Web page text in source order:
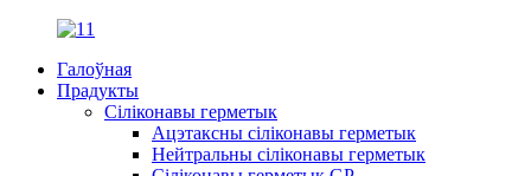
Галоўная
Прадукты
Сіліконавы герметык
Ацэтаксны сіліконавы герметык
Нейтральны сіліконавы герметык